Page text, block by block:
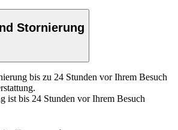
Stornierung
bis zu 24 Stunden vor Ihrem Besuch
ist bis 24 Stunden vor Ihrem Besuch